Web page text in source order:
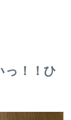
っ！！ひ